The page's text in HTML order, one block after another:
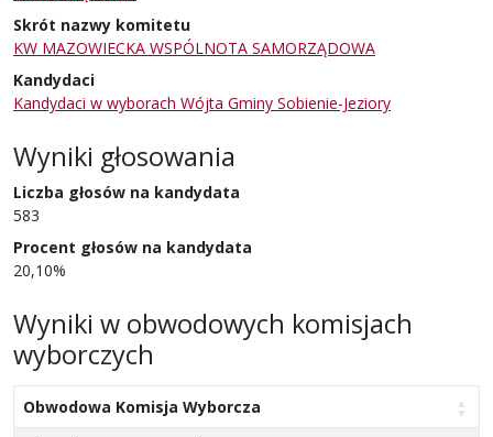
Skrót nazwy komitetu
KW MAZOWIECKA WSPÓLNOTA SAMORZĄDOWA
Kandydaci
Kandydaci w wyborach Wójta Gminy Sobienie-Jeziory
Wyniki głosowania
Liczba głosów na kandydata
583
Procent głosów na kandydata
20,10%
Wyniki w obwodowych komisjach
wyborczych
Obwodowa Komisja Wyborcza